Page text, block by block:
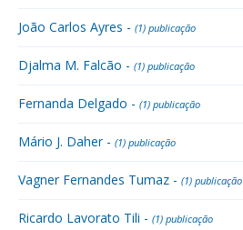
João Carlos Ayres - (1) publicação
Djalma M. Falcão - (1) publicação
Fernanda Delgado - (1) publicação
Mário J. Daher - (1) publicação
Vagner Fernandes Tumaz - (1) publicação
Ricardo Lavorato Tili - (1) publicação